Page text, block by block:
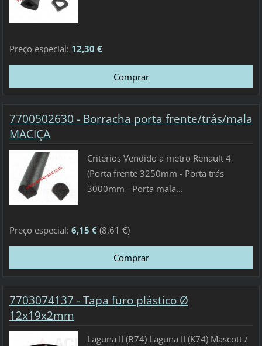
Preço especial: 12,30 €
7700502630 - Borracha porta frente/trás/mala
MACIÇA
Criterios Vendido a metro Renault 4
(Porta frente 3250mm - Porta trás
3000mm - Porta mala...
Preço especial: 6,15 €(8,61 €)
7703074137 - Tapa furo plástico Ø
12x19x2mm
Laguna II (B74) Laguna II (K74) Mascott /